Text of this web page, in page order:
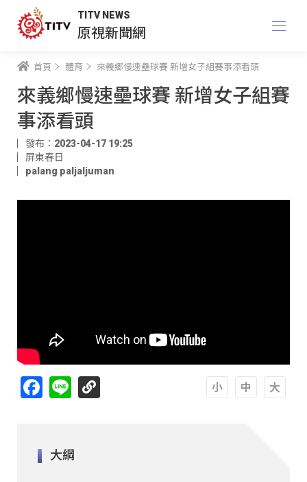
TITV NEWS
原視新聞網
首頁 體育 來義鄉慢速壘球賽 新增女子組賽事添看頭
來義鄉慢速壘球賽 新增女子組賽
事添看頭
發布：2023-04-17 19:25
屏東春日
palang paljaljuman
Facebook
Line
大綱